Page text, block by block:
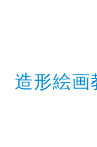
造形絵画